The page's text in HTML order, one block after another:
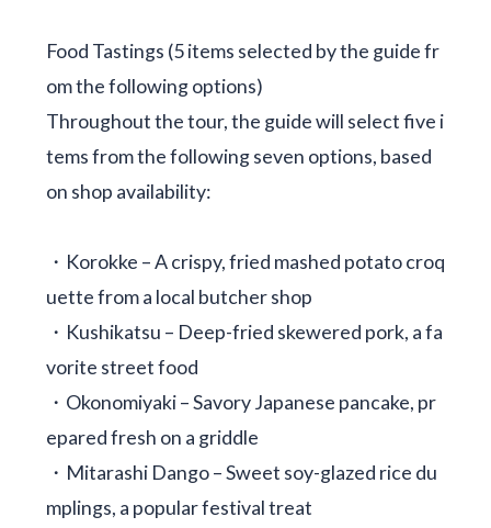
Food Tastings (5 items selected by the guide fr
om the following options)
Throughout the tour, the guide will select five i
tems from the following seven options, based
on shop availability:
・Korokke – A crispy, fried mashed potato croq
uette from a local butcher shop
・Kushikatsu – Deep-fried skewered pork, a fa
vorite street food
・Okonomiyaki – Savory Japanese pancake, pr
epared fresh on a griddle
・Mitarashi Dango – Sweet soy-glazed rice du
mplings, a popular festival treat